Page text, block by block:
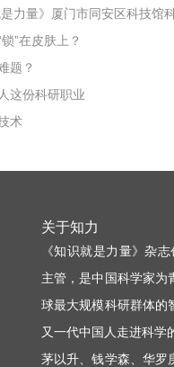
安区科技馆科学小记者探寻阿基米德力学
”在皮肤上？
题？
这份科研职业
术
关于知力
《知识就是力量》杂
主管，是中国科学家为
球最大规模科研群体的
又一代中国人走进科学
茅以升、钱学森、华罗